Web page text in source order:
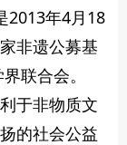
2013年4月18
非遗公募基
联合会。
于非物质文
的社会公益